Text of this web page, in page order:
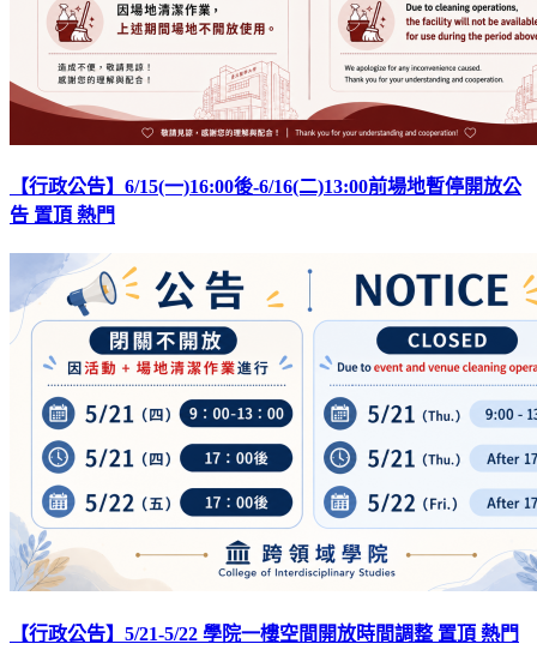
【行政公告】6/15(一)16:00後-6/16(二)13:00前場地暫停開放公
告 置頂 熱門
【行政公告】5/21-5/22 學院一樓空間開放時間調整 置頂 熱門